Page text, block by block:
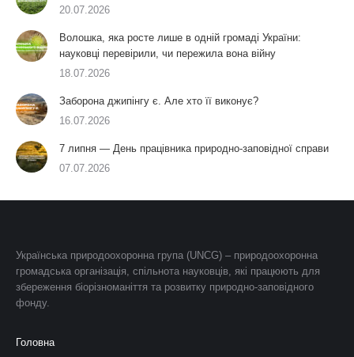
20.07.2026
Волошка, яка росте лише в одній громаді України:
науковці перевірили, чи пережила вона війну
18.07.2026
Заборона джипінгу є. Але хто її виконує?
16.07.2026
7 липня — День працівника природно-заповідної справи
07.07.2026
Українська природоохоронна група (UNCG) – природоохоронна
громадська організація, спільнота науковців, які працюють для
збереження біорізноманіття та розвитку природно-заповідного
фонду.
Головна